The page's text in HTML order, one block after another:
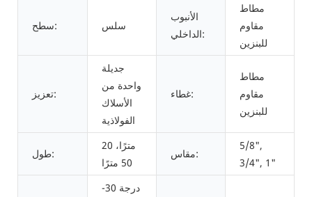
سطح: سلس
الأنبوب
الداخلي:
مطاط
مقاوم
للبنزين
تعزيز:
جديلة
واحدة من
الأسلاك
الفولاذية
غطاء:
مطاط
مقاوم
للبنزين
طول:
20 مترًا،
50 مترًا
مقاس:
5/8",
3/4", 1"
-30 درجة